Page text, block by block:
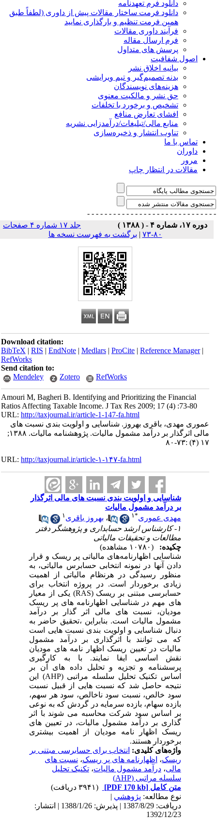
دانلود فرم تعهدنامه
دانلود فرمت ساختار مقالات پیش از داوری (لطفاً طبق
همین فرمت تنظیم و بارگذاری نمایید
فرآیند داوری مقالات
فرم ارسال مقاله
پرسش های متداول
اصول شفافیت
بیانیه اخلاق نشر
بدنه تصمیم‌گیر و تیم ویرایشی
هزینه‌های نویسندگان
حق نشر و مالکیت معنوی
تشخیص و برخورد با تخلفات
افشای تعارض منافع
منابع مالی/تبلیغات/درآمدزایی نشریه
تناوب انتشار و ذخیره‌سازی
تماس با ما
داوران
مرور
مقالات در انتظار چاپ
- - - - - - - - - - - - -
- - - - - - - - - - - - - - -
دوره ۱۷، شماره ۴ - ( ۱۳۸۸ )
جلد ۱۷ شماره ۴ صفحات
۸۰-۷۳
|برگشت به فهرست نسخه ها
Download citation:
BibTeX|RIS|EndNote|Medlars|ProCite|Reference Manager
RefWorks
Send citation to:
Mendeley
Zotero RefWorks
Amouri M, Bagheri B. Identifying and Prioritizing the Financial
Ratios Affecting Taxable Income. J Tax Res 2009; 17 (4) :73-80
URL:http://taxjournal.ir/article-1-147-fa.html
عموری مهدی، باقری بهروز. شناسایی و اولویت بندی نسبت های
مالی اثرگذار بر درآمد مشمول مالیات. پژوهشنامه مالیات. ۱۳۸۸;
۱۷ (۴) :۷۳-۸۰
URL:http://taxjournal.ir/article-۱-۱۴۷-fa.html
شناسایی و اولویت بندی نسبت های مالی اثرگذار
بر درآمد مشمول مالیات
مهدی عموری* ۱ ،بهروز باقری۱
۱- کارشناس ارشد حسابداری و پژوهشگر دفتر
مطالعات و تحقیقات مالیاتی
چکیده:
شناسایی اظهارنامه‌های مالیاتی پر ریسک و قرار
دادن آنها در نمونه انتخابی حسابرس مالیاتی، به
منظور رسیدگی در هرنظام مالیاتی از اهمیت
زیادی برخوردار است. در پروژه انتخاب برای
حسابرسی مبتنی بر ریسک (RAS) یکی از معیار
های مهم در شناسایی اظهارنامه های پر ریسک
مودیان، نسبت های مالی اثر گذار بر درآمد
مشمول مالیات است. بنابراین ،تحقیق حاضر به
دنبال شناسایی و اولویت بندی نسبت هایی است
که می توانند با اثرگذاری بر درآمد مشمول
مالیات در تعیین ریسک اظهار نامه های مودیان
نقش اساسی ایفا نمایند. با به کارگیری
پرسشنامه و تجزیه و تحلیل داده های آن بر
اساس تکنیک تحلیل سلسله مراتبی (AHP) این
نتیجه حاصل شد که نسبت هایی از قبیل نسبت
سود خالص، نسبت سود ناخالص، سود هر سهم،
بازده سهام، بازده سرمایه در گردش که به نوعی
بر اساس سود شرکت محاسبه می شوند با اثر
گذاری بر درآمد مشمول مالیات، در تعیین های
ریسک اظهار نامه مودیان از اهمیت بیشتری
برخوردار هستند.
واژه‌های کلیدی:انتخاب برای حسابرسی مبتنی بر
ریسک،اظهارنامه های پر ریسک،نسبت های
مالی،درآمد مشمول مالیات،تکنیک تحلیل
سلسله مراتبی (AHP)
متن کامل[PDF 170 kb]
نوع مطالعه:پژوهشي|
دریافت: 1387/8/29 | پذیرش: 1388/1/26 | انتشار:
1392/12/23